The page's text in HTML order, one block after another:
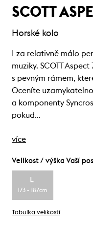
SCOTT
Horské kolo
I za relativně málo
muziky. SCOTT
s pevným rámem,
Oceníte
a komponenty
pokud…
více
Velikost / výška Vaší
L
173 - 187cm
Tabulka velikostí